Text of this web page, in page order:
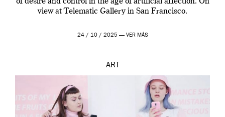
view at Telematic Gallery in San Francisco.
24 / 10 / 2025 — VER MÁS
ART